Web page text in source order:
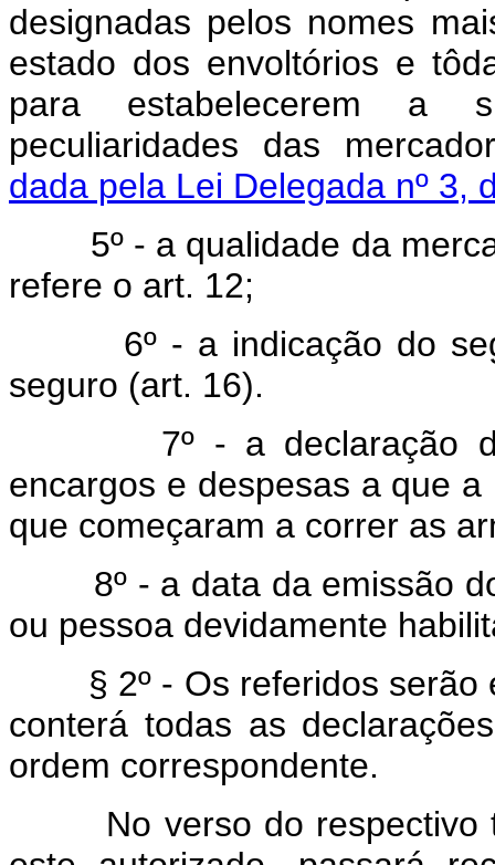
designadas pelos nomes
estado dos envoltórios e
para estabelecerem a
peculiaridades das
dada pela Lei Delegada nº 3,
5º - a qualidade da
refere o art. 12;
6º - a indicação do
seguro (art. 16).
7º - a declaração dos
encargos e despesas a que
que começaram a correr as
8º - a data da emissão
ou pessoa devidamente
§ 2º - Os referidos
conterá todas as
ordem correspondente.
No verso do respectivo